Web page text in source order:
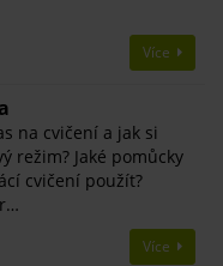
Více
na cvičení a jak si
režim? Jaké pomůcky
cvičení použít?
Více